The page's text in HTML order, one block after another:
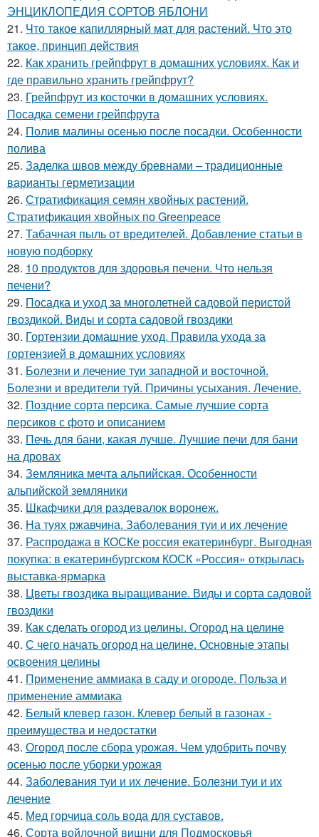
ЭНЦИКЛОПЕДИЯ СОРТОВ ЯБЛОНИ
21. Что такое капиллярный мат для растений. Что это
такое, принцип действия
22. Как хранить грейпфрут в домашних условиях. Как и
где правильно хранить грейпфрут?
23. Грейпфрут из косточки в домашних условиях.
Посадка семени грейпфрута
24. Полив малины осенью после посадки. Особенности
полива
25. Заделка швов между бревнами – традиционные
варианты герметизации
26. Стратификация семян хвойных растений.
Стратификация хвойных по Greenpeace
27. Табачная пыль от вредителей. Добавление статьи в
новую подборку
28. 10 продуктов для здоровья печени. Что нельзя
печени?
29. Посадка и уход за многолетней садовой перистой
гвоздикой. Виды и сорта садовой гвоздики
30. Гортензии домашние уход. Правила ухода за
гортензией в домашних условиях
31. Болезни и лечение туи западной и восточной.
Болезни и вредители туй. Причины усыхания. Лечение.
32. Поздние сорта персика. Самые лучшие сорта
персиков с фото и описанием
33. Печь для бани, какая лучше. Лучшие печи для бани
на дровах
34. Земляника мечта альпийская. Особенности
альпийской земляники
35. Шкафчики для раздевалок воронеж.
36. На туях ржавчина. Заболевания туи и их лечение
37. Распродажа в КОСКе россия екатеринбург. Выгодная
покупка: в екатеринбургском КОСК «Россия» открылась
выставка-ярмарка
38. Цветы гвоздика выращивание. Виды и сорта садовой
гвоздики
39. Как сделать огород из целины. Огород на целине
40. С чего начать огород на целине. Основные этапы
освоения целины
41. Применение аммиака в саду и огороде. Польза и
применение аммиака
42. Белый клевер газон. Клевер белый в газонах -
преимущества и недостатки
43. Огород после сбора урожая. Чем удобрить почву
осенью после уборки урожая
44. Заболевания туи и их лечение. Болезни туи и их
лечение
45. Мед горчица соль вода для суставов.
46. Сорта войлочной вишни для Подмосковья